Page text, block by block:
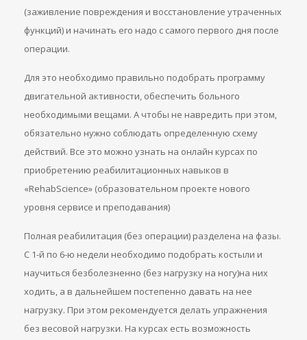
(заживление повреждения и восстановление утраченных
функций) и начинать его надо с самого первого дня после
операции.
Для это необходимо правильно подобрать программу
двигательной активности, обеспечить больного
необходимыми вещами. А чтобы не навредить при этом,
обязательно нужно соблюдать определенную схему
действий. Все это можно узнать на онлайн курсах по
приобретению реабилитационных навыков в
«RehabScience» (образовательном проекте нового
уровня сервисе и преподавания)
Полная реабилитация (без операции) разделена на фазы.
С 1-й по 6-ю недели необходимо подобрать костыли и
научиться безболезненно (без нагрузку на ногу)на них
ходить, а в дальнейшем постепенно давать на нее
нагрузку. При этом рекомендуется делать упражнения
без весовой нагрузки. На курсах есть возможность